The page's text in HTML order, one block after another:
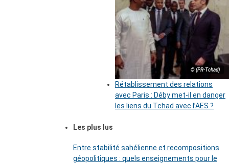
© (PR-Tchad)
Rétablissement des relations
avec Paris : Déby met-il en danger
les liens du Tchad avec l’AES ?
Les plus lus
Entre stabilité sahélienne et recompositions
géopolitiques : quels enseignements pour le